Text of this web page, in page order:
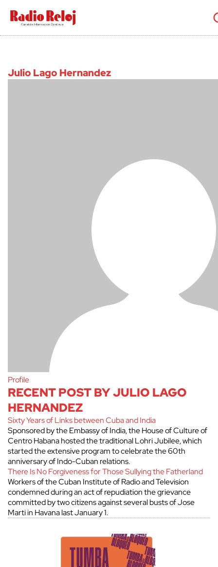
Julio Lago Hernandez
Profile
RECENT POST BY JULIO LAGO
HERNANDEZ
Sixty Years of Links between Cuba and India
Sponsored by the Embassy of India, the House of Culture of
Centro Habana hosted the traditional Lohri Jubilee, which
started the extensive program to celebrate the 60th
anniversary of Indo-Cuban relations.
There Is No Forgiveness for Those Sullying the Fatherland
Workers of the Cuban Institute of Radio and Television
condemned during an act of repudiation the grievance
committed by two citizens against several busts of Jose
Marti in Havana last January 1.